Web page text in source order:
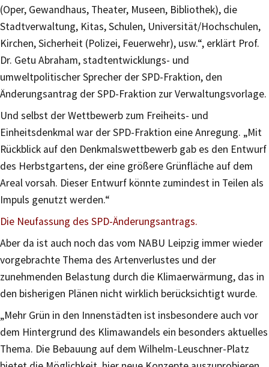
(Oper, Gewandhaus, Theater, Museen, Bibliothek), die
Stadtverwaltung, Kitas, Schulen, Universität/Hochschulen,
Kirchen, Sicherheit (Polizei, Feuerwehr), usw.“, erklärt Prof.
Dr. Getu Abraham, stadtentwicklungs- und
umweltpolitischer Sprecher der SPD-Fraktion, den
Änderungsantrag der SPD-Fraktion zur Verwaltungsvorlage.
Und selbst der Wettbewerb zum Freiheits- und
Einheitsdenkmal war der SPD-Fraktion eine Anregung. „Mit
Rückblick auf den Denkmalswettbewerb gab es den Entwurf
des Herbstgartens, der eine größere Grünfläche auf dem
Areal vorsah. Dieser Entwurf könnte zumindest in Teilen als
Impuls genutzt werden.“
Die Neufassung des SPD-Änderungsantrags.
Aber da ist auch noch das vom NABU Leipzig immer wieder
vorgebrachte Thema des Artenverlustes und der
zunehmenden Belastung durch die Klimaerwärmung, das in
den bisherigen Plänen nicht wirklich berücksichtigt wurde.
„Mehr Grün in den Innenstädten ist insbesondere auch vor
dem Hintergrund des Klimawandels ein besonders aktuelles
Thema. Die Bebauung auf dem Wilhelm-Leuschner-Platz